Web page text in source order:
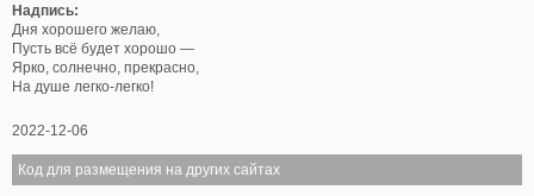
Надпись:
Дня хорошего желаю,
Пусть всё будет хорошо —
Ярко, солнечно, прекрасно,
На душе легко-легко!
2022-12-06
Код для размещения на других сайтах